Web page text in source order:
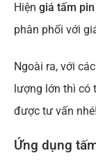
Hiện giá tấm
phân phối với
Ngoài ra, với
lượng lớn thì có
được tư vấn nhé!
Ứng dụng